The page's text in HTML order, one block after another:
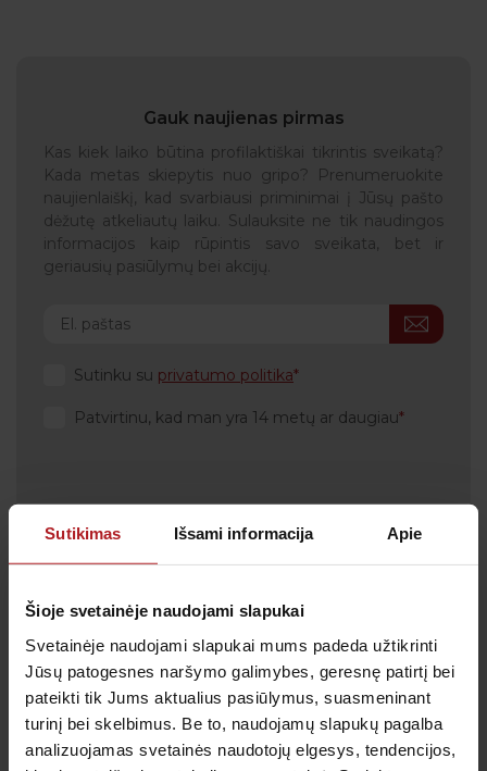
Sutikimas Išsami informacija Apie
Šioje svetainėje naudojami slapukai
Svetainėje naudojami slapukai mums padeda užtikrinti
Jūsų patogesnes naršymo galimybes, geresnę patirtį bei
pateikti tik Jums aktualius pasiūlymus, suasmeninant
turinį bei skelbimus. Be to, naudojamų slapukų pagalba
analizuojamas svetainės naudotojų elgesys, tendencijos,
Gauk naujienas pirmas
Kas kiek laiko būtina profilaktiškai tikrintis sveikatą?
Kada metas skiepytis nuo gripo? Prenumeruokite
naujienlaiškį, kad svarbiausi priminimai į Jūsų pašto
dėžutę atkeliautų laiku. Sulauksite ne tik naudingos
informacijos kaip rūpintis savo sveikata, bet ir
geriausių pasiūlymų bei akcijų.
Sutinku su privatumo politika
Patvirtinu, kad man yra 14 metų ar daugiau
Klientų aptarnavimas
Tel.: (iš užsienio) 00-370-37-245330
Skambučiai į klientų aptarnavimo centro numerį
apmokestinami pagal Jūsų ryšio operatoriaus
taikomą tarifą.
El. paštas:pagalba@anteja.lt
Darbo laikas: